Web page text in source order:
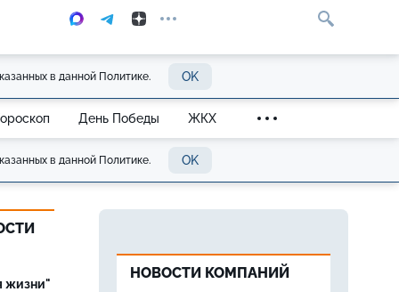
в данной Политике. OK
День Победы ЖКХ
в данной Политике. OK
жизни"
НОВОСТИ КОМПАНИЙ